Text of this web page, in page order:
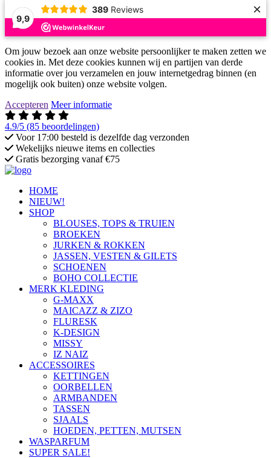
9,9
389 Reviews ×
Om jouw bezoek aan onze website persoonlijker te maken zetten we
cookies in. Met deze cookies kunnen wij en partijen van derde
informatie over jou verzamelen en jouw internetgedrag binnen (en
mogelijk ook buiten) onze website volgen.
Accepteren Meer informatie
4.9/5 (85 beoordelingen)
Voor 17:00 besteld is dezelfde dag verzonden
Wekelijks nieuwe items en collecties
Gratis bezorging vanaf €75
HOME
NIEUW!
SHOP
BLOUSES, TOPS & TRUIEN
BROEKEN
JURKEN & ROKKEN
JASSEN, VESTEN & GILETS
SCHOENEN
BOHO COLLECTIE
MERK KLEDING
G-MAXX
MAICAZZ & ZIZO
FLURESK
K-DESIGN
MISSY
IZ NAIZ
ACCESSOIRES
KETTINGEN
OORBELLEN
ARMBANDEN
TASSEN
SJAALS
HOEDEN, PETTEN, MUTSEN
WASPARFUM
SUPER SALE!